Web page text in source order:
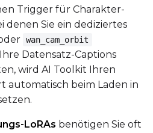
Trigger für Charakter-
denen Sie ein dediziertes
wan_cam_orbit
Datensatz-Captions
wird AI Toolkit Ihren
automatisch beim Laden in
LoRAs benötigen Sie oft